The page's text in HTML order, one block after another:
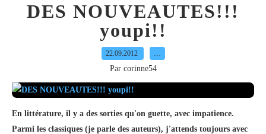
DES NOUVEAUTES!!!
youpi!!
22.09.2012 …
Par corinne54
En littérature, il y a des sorties qu'on guette, avec impatience.
Parmi les classiques (je parle des auteurs), j'attends toujours avec